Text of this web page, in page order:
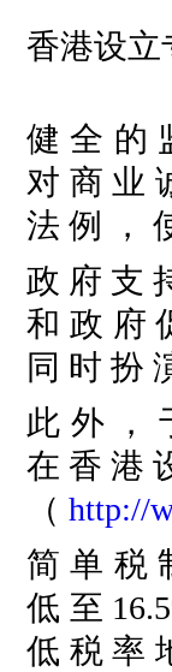
香港设立
健 全 的
对 商 业
法 例 ，
政 府 支
和 政 府
同 时 扮
此 外 ，
在 香 港
（ http://
简 单 税
低 至
低 税 率